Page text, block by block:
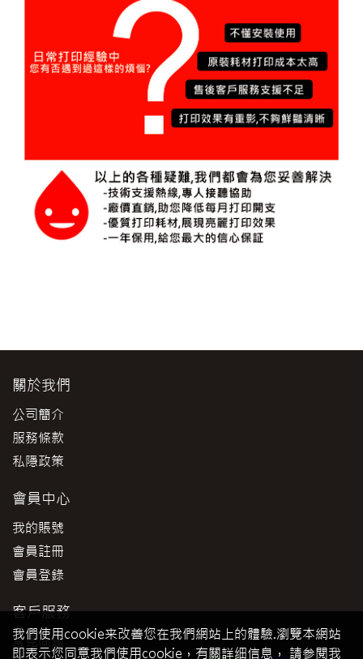
關於我們
公司簡介
服務條款
私隱政策
會員中心
我的賬號
會員註冊
會員登錄
客戶服務
常見問題
我們使用cookie来改善您在我們網站上的體驗.瀏覽本網站
即表示您同意我們使用cookie，有關詳细信息， 請参閱我